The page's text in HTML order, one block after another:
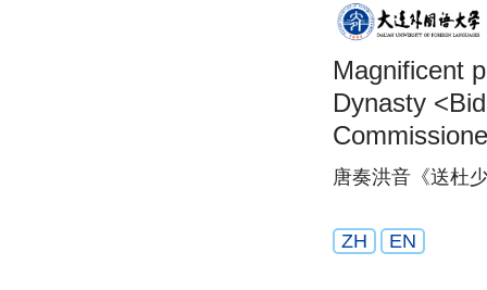
Magnificent
Dynasty
office at Shu
唐奏洪音《送杜
ZH EN